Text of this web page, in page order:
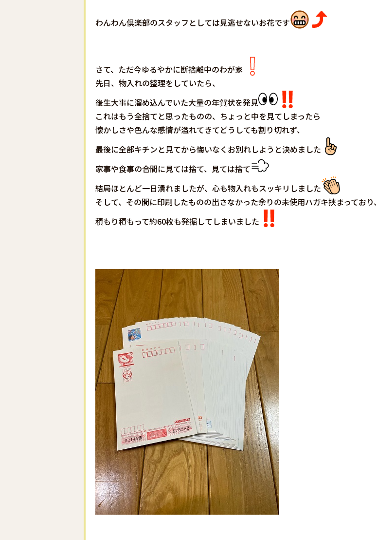
わんわん倶楽部のスタッフとしては見逃せないお花です
さて、ただ今ゆるやかに断捨離中のわが家
先日、物入れの整理をしていたら、
後生大事に溜め込んでいた大量の年賀状を発見
これはもう全捨てと思ったものの、ちょっと中を見てしまったら
懐かしさや色んな感情が溢れてきてどうしても割り切れず、
最後に全部キチンと見てから悔いなくお別れしようと決めました
家事や食事の合間に見ては捨て、見ては捨て
結局ほとんど一日潰れましたが、心も物入れもスッキリしました
そして、その間に印刷したものの出さなかった余りの未使用ハガキ挟まっており、
積もり積もって約60枚も発掘してしまいました